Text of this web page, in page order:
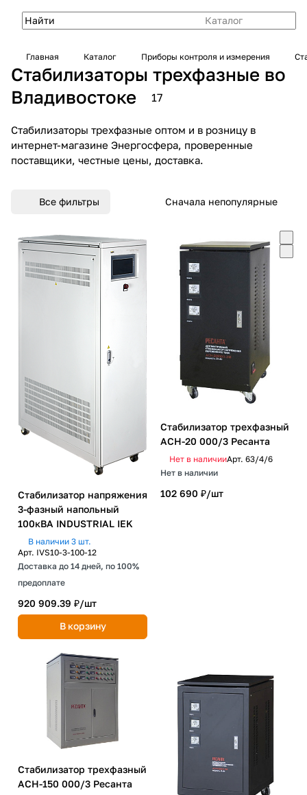
Каталог
Главная Каталог Приборы контроля и измерения
Стабилизаторы трехфазные во
Владивостоке
17
Стабилизаторы трехфазные оптом и в розницу в
интернет-магазине Энергосфера, проверенные
поставщики, честные цены, доставка.
Все фильтры Сначала непопулярные
Стабилизатор напряжения
3-фазный напольный
100кВА INDUSTRIAL IEK
В наличии 3 шт.
Арт. IVS10-3-100-12
Доставка до 14 дней, по 100%
предоплате
920 909.39 ₽/шт
В корзину
Стабилизатор трехфазный
АСН-20 000/3 Ресанта
Нет в наличииАрт. 63/4/6
Нет в наличии
102 690 ₽/шт
Стабилизатор трехфазный
АСН-150 000/3 Ресанта